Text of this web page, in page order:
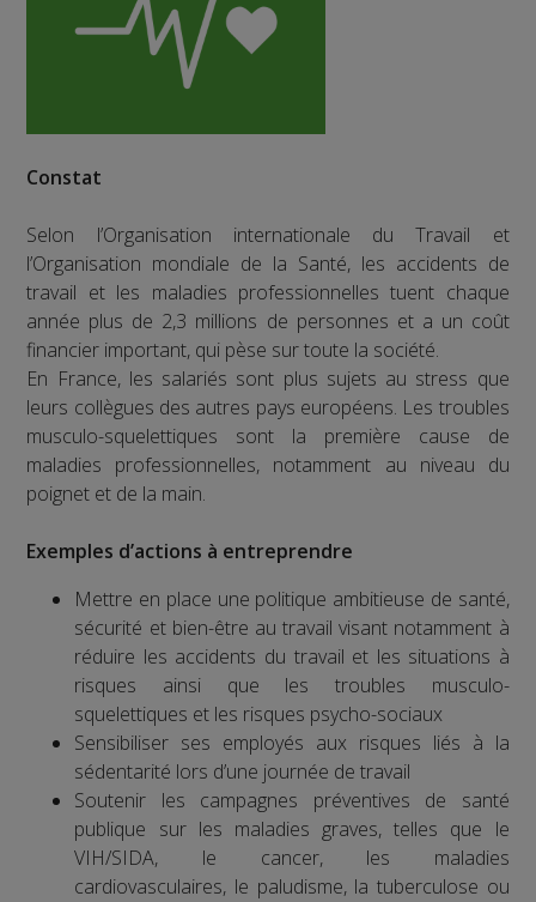
Constat
Selon l’Organisation internationale du Travail et
l’Organisation mondiale de la Santé, les accidents de
travail et les maladies professionnelles tuent chaque
année plus de 2,3 millions de personnes et a un coût
financier important, qui pèse sur toute la société.
En France, les salariés sont plus sujets au stress que
leurs collègues des autres pays européens. Les troubles
musculo-squelettiques sont la première cause de
maladies professionnelles, notamment au niveau du
poignet et de la main.
Exemples d’actions à entreprendre
Mettre en place une politique ambitieuse de santé,
sécurité et bien-être au travail visant notamment à
réduire les accidents du travail et les situations à
risques ainsi que les troubles musculo-
squelettiques et les risques psycho-sociaux
Sensibiliser ses employés aux risques liés à la
sédentarité lors d’une journée de travail
Soutenir les campagnes préventives de santé
publique sur les maladies graves, telles que le
VIH/SIDA, le cancer, les maladies
cardiovasculaires, le paludisme, la tuberculose ou